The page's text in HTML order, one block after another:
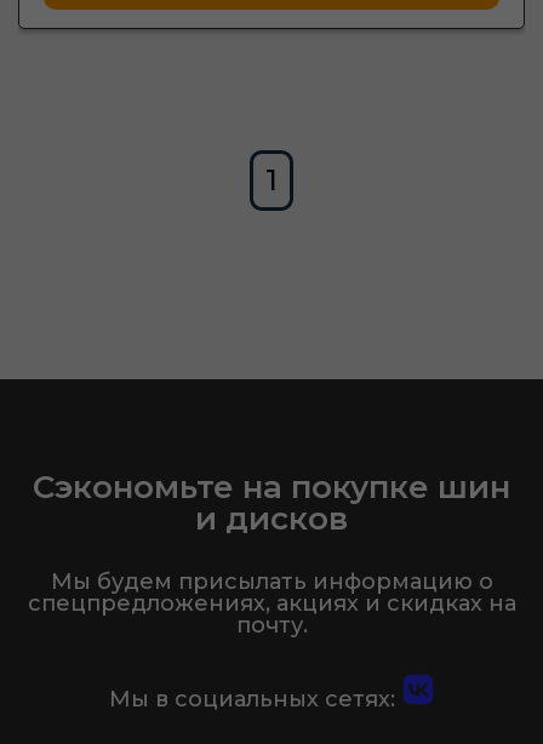
1
Сэкономьте на покупке шин
и дисков
Мы будем присылать информацию о
спецпредложениях, акциях и скидках на
почту.
Мы в социальных сетях: